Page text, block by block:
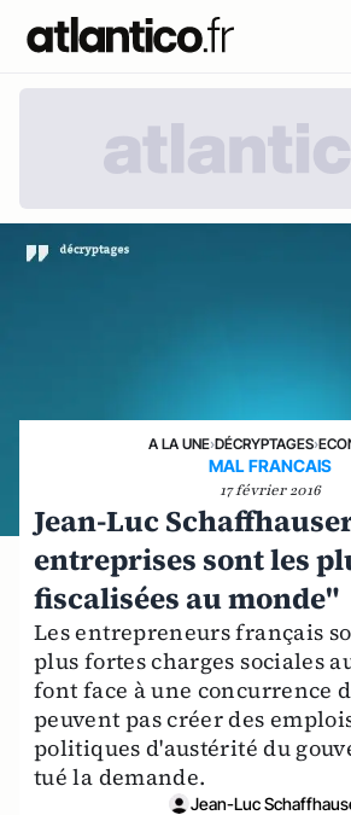
A LA UNE›DÉCRYPTAGES›
MAL FRANCAIS
17 février 2016
Jean-Luc
entreprises sont les
fiscalisées au monde"
Les entrepreneurs français
plus fortes charges sociales
font face à une concurrence
peuvent pas créer des
politiques d'austérité du
tué la demande.
Jean-Luc